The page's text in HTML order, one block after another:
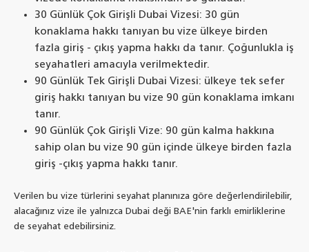
30 Günlük Çok Girişli Dubai Vizesi: 30 gün
konaklama hakkı tanıyan bu vize ülkeye birden
fazla giriş - çıkış yapma hakkı da tanır. Çoğunlukla iş
seyahatleri amacıyla verilmektedir.
90 Günlük Tek Girişli Dubai Vizesi: ülkeye tek sefer
giriş hakkı tanıyan bu vize 90 gün konaklama imkanı
tanır.
90 Günlük Çok Girişli Vize: 90 gün kalma hakkına
sahip olan bu vize 90 gün içinde ülkeye birden fazla
giriş -çıkış yapma hakkı tanır.
Verilen bu vize türlerini seyahat planınıza göre değerlendirilebilir,
alacağınız vize ile yalnızca Dubai deği BAE'nin farklı emirliklerine
de seyahat edebilirsiniz.